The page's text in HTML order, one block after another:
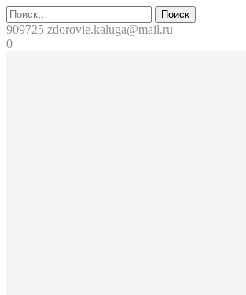
Перейти
к
содержимому
Поиск
909725 zdorovie.kaluga@mail.ru
0